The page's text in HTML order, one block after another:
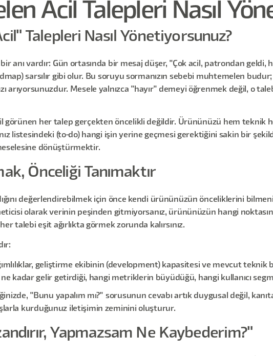
Acil Talepleri Nasıl
Talepleri Nasıl Yönetiyorsunuz?
anı vardır: Gün ortasında bir mesaj düşer, "Çok acil, patrondan geldi,
sarsılır gibi olur. Bu soruyu sormanızın sebebi muhtemelen
arıyorsunuzdur. Mesele yalnızca "hayır" demeyi öğrenmek değil, o
görünen her talep gerçekten öncelikli değildir. Ürününüzü hem teknik
listesindeki (to-do) hangi işin yerine geçmesi gerektiğini sakin bir
dönüştürmektir.
Önceliği Tanımaktır
değerlendirebilmek için önce kendi ürününüzün önceliklerini
olarak verinin peşinden gitmiyorsanız, ürününüzün hangi noktasının
talebi eşit ağırlıkta görmek zorunda kalırsınız.
geliştirme ekibinin (development) kapasitesi ve mevcut teknik
kadar gelir getirdiği, hangi metriklerin büyüdüğü, hangi kullanıcı
"Bunu yapalım mı?" sorusunun cevabı artık duygusal değil,
kurduğunuz iletişimin zeminini oluşturur.
Yapmazsam Ne Kaybederim?"